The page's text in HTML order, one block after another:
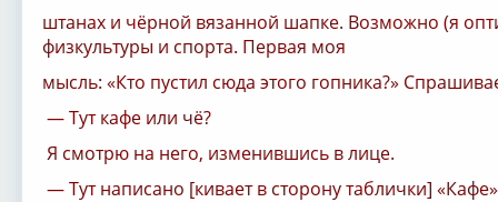
штанах и чёрной вязанной шапке. Возможно (я
физкультуры и спорта. Первая моя
мысль: «Кто пустил сюда этого гопника?»
— Тут кафе или чё?
Я смотрю на него, изменившись в лице.
— Тут написано [кивает в сторону таблички]